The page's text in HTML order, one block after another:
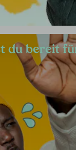
du bereit